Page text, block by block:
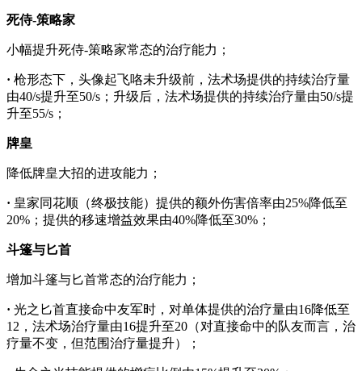
死侍-策略家
小幅提升死侍-策略家常态的治疗能力；
· 枪形态下，头像起飞咯未升级前，法术场提供的持续治疗量
由40/s提升至50/s；升级后，法术场提供的持续治疗量由50/s提
升至55/s；
牌皇
降低牌皇大招的进攻能力；
· 皇家同花顺（终极技能）提供的额外伤害倍率由25%降低至
20%；提供的移速增益效果由40%降低至30%；
斗篷与匕首
增加斗篷与匕首常态的治疗能力；
· 光之匕首直接命中友军时，对单体提供的治疗量由16降低至
12，法术场治疗量由16提升至20（对直接命中的队友而言，治
疗量不变，但范围治疗量提升）；